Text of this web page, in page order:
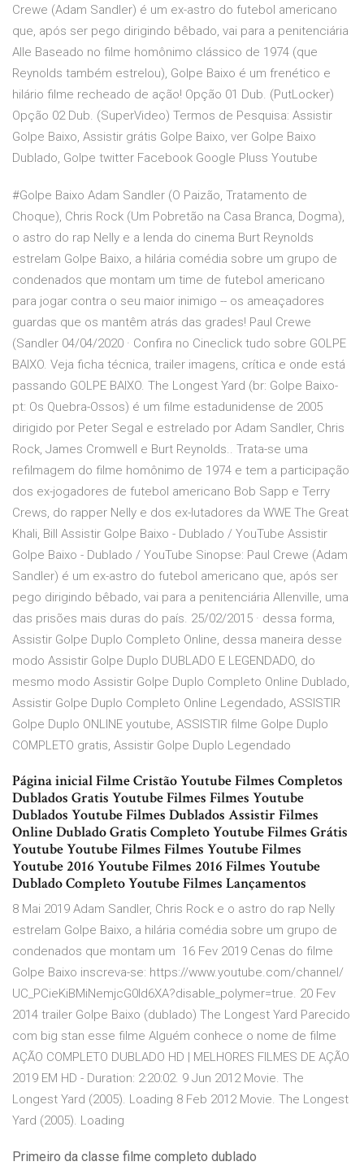
Crewe (Adam Sandler) é um ex-astro do futebol americano
que, após ser pego dirigindo bêbado, vai para a penitenciária
Alle Baseado no filme homônimo clássico de 1974 (que
Reynolds também estrelou), Golpe Baixo é um frenético e
hilário filme recheado de ação! Opção 01 Dub. (PutLocker)
Opção 02 Dub. (SuperVideo) Termos de Pesquisa: Assistir
Golpe Baixo, Assistir grátis Golpe Baixo, ver Golpe Baixo
Dublado, Golpe twitter Facebook Google Pluss Youtube
#Golpe Baixo Adam Sandler (O Paizão, Tratamento de
Choque), Chris Rock (Um Pobretão na Casa Branca, Dogma),
o astro do rap Nelly e a lenda do cinema Burt Reynolds
estrelam Golpe Baixo, a hilária comédia sobre um grupo de
condenados que montam um time de futebol americano
para jogar contra o seu maior inimigo -- os ameaçadores
guardas que os mantêm atrás das grades! Paul Crewe
(Sandler 04/04/2020 · Confira no Cineclick tudo sobre GOLPE
BAIXO. Veja ficha técnica, trailer imagens, crítica e onde está
passando GOLPE BAIXO. The Longest Yard (br: Golpe Baixo-
pt: Os Quebra-Ossos) é um filme estadunidense de 2005
dirigido por Peter Segal e estrelado por Adam Sandler, Chris
Rock, James Cromwell e Burt Reynolds.. Trata-se uma
refilmagem do filme homônimo de 1974 e tem a participação
dos ex-jogadores de futebol americano Bob Sapp e Terry
Crews, do rapper Nelly e dos ex-lutadores da WWE The Great
Khali, Bill Assistir Golpe Baixo - Dublado / YouTube Assistir
Golpe Baixo - Dublado / YouTube Sinopse: Paul Crewe (Adam
Sandler) é um ex-astro do futebol americano que, após ser
pego dirigindo bêbado, vai para a penitenciária Allenville, uma
das prisões mais duras do país. 25/02/2015 · dessa forma,
Assistir Golpe Duplo Completo Online, dessa maneira desse
modo Assistir Golpe Duplo DUBLADO E LEGENDADO, do
mesmo modo Assistir Golpe Duplo Completo Online Dublado,
Assistir Golpe Duplo Completo Online Legendado, ASSISTIR
Golpe Duplo ONLINE youtube, ASSISTIR filme Golpe Duplo
COMPLETO gratis, Assistir Golpe Duplo Legendado
Página inicial Filme Cristão Youtube Filmes Completos
Dublados Gratis Youtube Filmes Filmes Youtube
Dublados Youtube Filmes Dublados Assistir Filmes
Online Dublado Gratis Completo Youtube Filmes Grátis
Youtube Youtube Filmes Filmes Youtube Filmes
Youtube 2016 Youtube Filmes 2016 Filmes Youtube
Dublado Completo Youtube Filmes Lançamentos
8 Mai 2019 Adam Sandler, Chris Rock e o astro do rap Nelly
estrelam Golpe Baixo, a hilária comédia sobre um grupo de
condenados que montam um 16 Fev 2019 Cenas do filme
Golpe Baixo inscreva-se: https://www.youtube.com/channel/
UC_PCieKiBMiNemjcG0Id6XA?disable_polymer=true. 20 Fev
2014 trailer Golpe Baixo (dublado) The Longest Yard Parecido
com big stan esse filme Alguém conhece o nome de filme
AÇÃO COMPLETO DUBLADO HD | MELHORES FILMES DE AÇÃO
2019 EM HD - Duration: 2:20:02. 9 Jun 2012 Movie. The
Longest Yard (2005). Loading 8 Feb 2012 Movie. The Longest
Yard (2005). Loading
Primeiro da classe filme completo dublado